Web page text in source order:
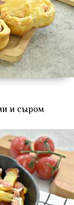
и сыром